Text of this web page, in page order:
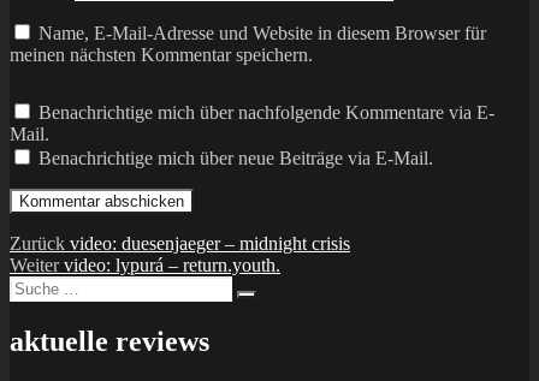
Name, E-Mail-Adresse und Website in diesem Browser für
meinen nächsten Kommentar speichern.
Benachrichtige mich über nachfolgende Kommentare via E-
Mail.
Benachrichtige mich über neue Beiträge via E-Mail.
Beitragsnavigation
Zurück Vorheriger
Beitrag:
video: duesenjaeger – midnight crisis
Weiter Nächster
video: lypurá – return.youth.
Suche
nach:
aktuelle reviews